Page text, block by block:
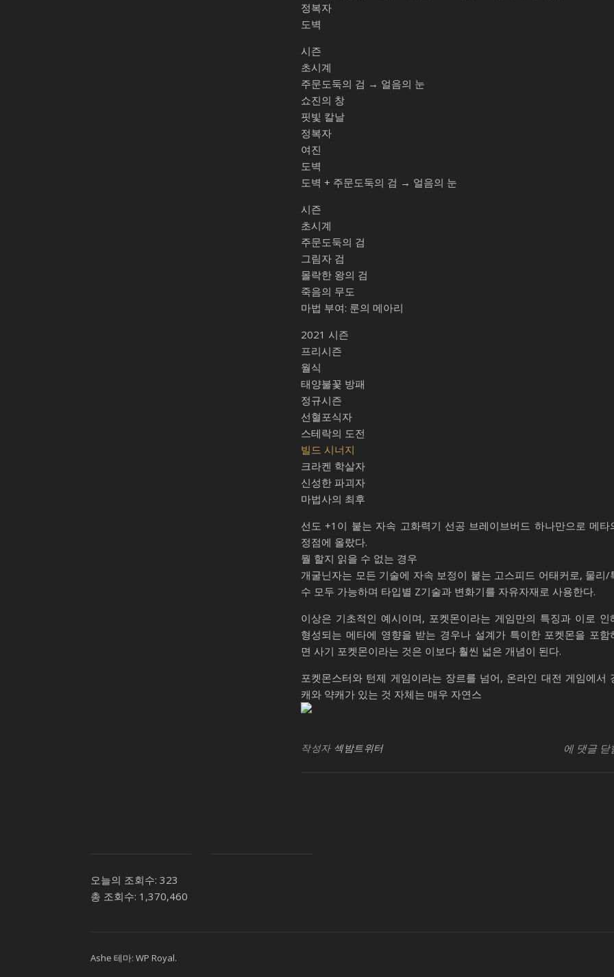
정복자
도벽
시즌
초시계
주문도둑의 검 → 얼음의 눈
쇼진의 창
핏빛 칼날
정복자
여진
도벽
도벽 + 주문도둑의 검 → 얼음의 눈
시즌
초시계
주문도둑의 검
그림자 검
몰락한 왕의 검
죽음의 무도
마법 부여: 룬의 메아리
2021 시즌
프리시즌
월식
태양불꽃 방패
정규시즌
선혈포식자
스테락의 도전
빌드 시너지
크라켄 학살자
신성한 파괴자
마법사의 최후
선도 +1이 붙는 자속 고화력기 선공 브레이브버드 하나만으로 메타
정점에 올랐다.
뭘 할지 읽을 수 없는 경우
개굴닌자는 모든 기술에 자속 보정이 붙는 고스피드 어태커로, 물리/
수 모두 가능하며 타입별 Z기술과 변화기를 자유자재로 사용한다.
이상은 기초적인 예시이며, 포켓몬이라는 게임만의 특징과 이로 인
형성되는 메타에 영향을 받는 경우나 설계가 특이한 포켓몬을 포함
면 사기 포켓몬이라는 것은 이보다 훨씬 넓은 개념이 된다.
포켓몬스터와 턴제 게임이라는 장르를 넘어, 온라인 대전 게임에서
캐와 약캐가 있는 것 자체는 매우 자연스
빈
작성자 섹밤트위터 SB유흥지
에 댓글 닫
오늘의 조회수: 323
총 조회수: 1,370,460
Ashe 테마: WP Royal.